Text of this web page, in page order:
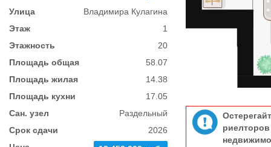
Улица
Владимира Кулагина
Этаж
1
Этажность
20
Площадь общая
58.07
Площадь жилая
14.38
Площадь кухни
17.05
Сан. узел
Раздельный
Срок сдачи
2026